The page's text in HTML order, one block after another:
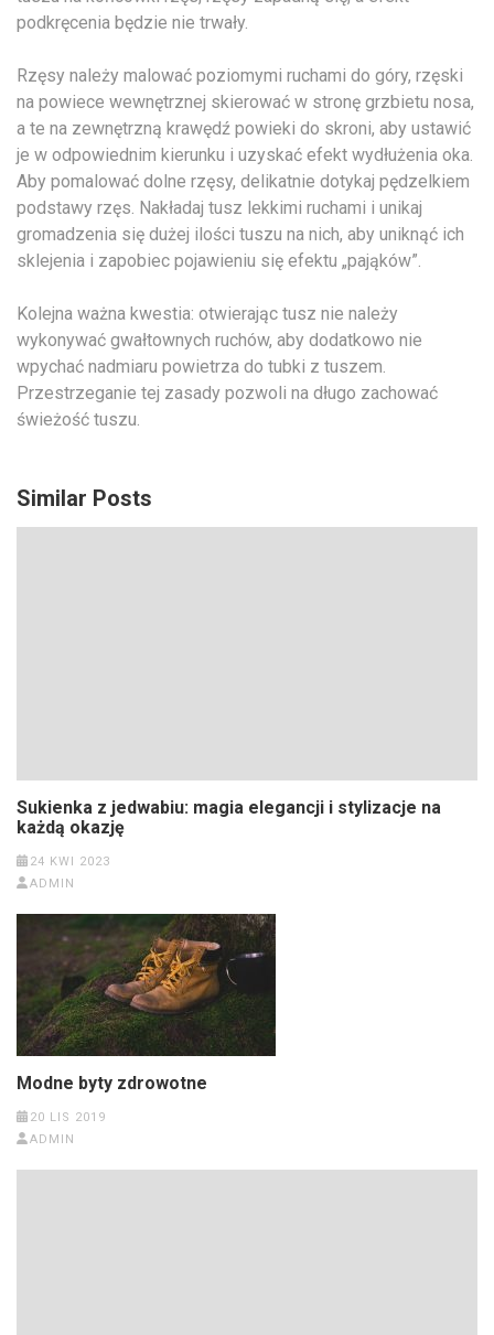
podkręcenia będzie nie trwały.
Rzęsy należy malować poziomymi ruchami do góry, rzęski
na powiece wewnętrznej skierować w stronę grzbietu nosa,
a te na zewnętrzną krawędź powieki do skroni, aby ustawić
je w odpowiednim kierunku i uzyskać efekt wydłużenia oka.
Aby pomalować dolne rzęsy, delikatnie dotykaj pędzelkiem
podstawy rzęs. Nakładaj tusz lekkimi ruchami i unikaj
gromadzenia się dużej ilości tuszu na nich, aby uniknąć ich
sklejenia i zapobiec pojawieniu się efektu „pająków”.
Kolejna ważna kwestia: otwierając tusz nie należy
wykonywać gwałtownych ruchów, aby dodatkowo nie
wpychać nadmiaru powietrza do tubki z tuszem.
Przestrzeganie tej zasady pozwoli na długo zachować
świeżość tuszu.
Similar Posts
Sukienka z jedwabiu: magia elegancji i stylizacje na
każdą okazję
24 KWI 2023
ADMIN
Modne byty zdrowotne
20 LIS 2019
ADMIN